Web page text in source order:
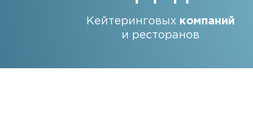
Кейтеринговых компаний
и ресторанов